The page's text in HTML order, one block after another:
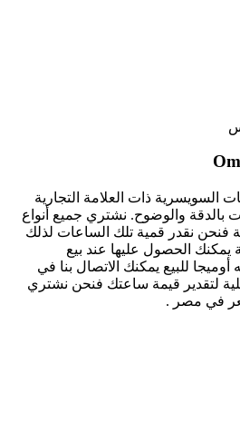
السويسرية ذات العلامة التجارية
بالدقة والوضوح. نشتري جميع أنواع
فنحن نقدر قمية تلك الساعات لذلك
الحصول عليها عند بيع
للبيع يمكنك الاتصال بنا في
لتقدير قيمة ساعتك فنحن نشتري
في مصر .